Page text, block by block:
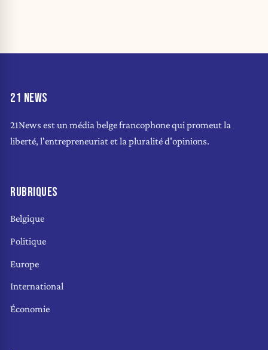
21 NEWS
21News est un média belge francophone qui promeut la
liberté, l'entrepreneuriat et la pluralité d'opinions.
RUBRIQUES
Belgique
Politique
Europe
International
Économie